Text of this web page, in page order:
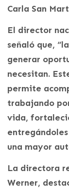
Carla San
El director
señaló que,
generar
necesitan.
permite
trabajando
vida,
una mayor
La directora
Werner,